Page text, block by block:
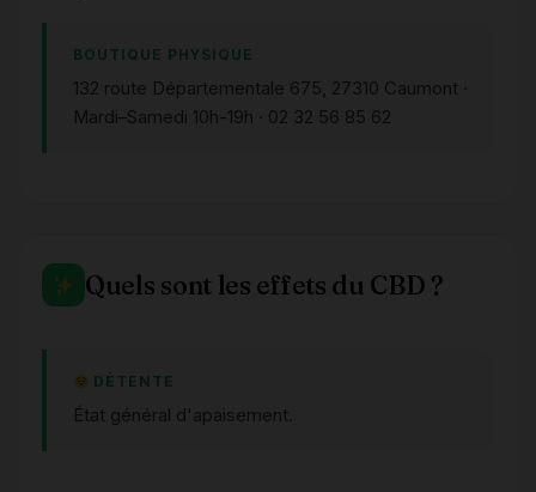
BOUTIQUE PHYSIQUE
132 route Départementale 675, 27310 Caumont ·
Mardi–Samedi 10h-19h · 02 32 56 85 62
Quels sont les effets du CBD ?
DÉTENTE
État général d'apaisement.